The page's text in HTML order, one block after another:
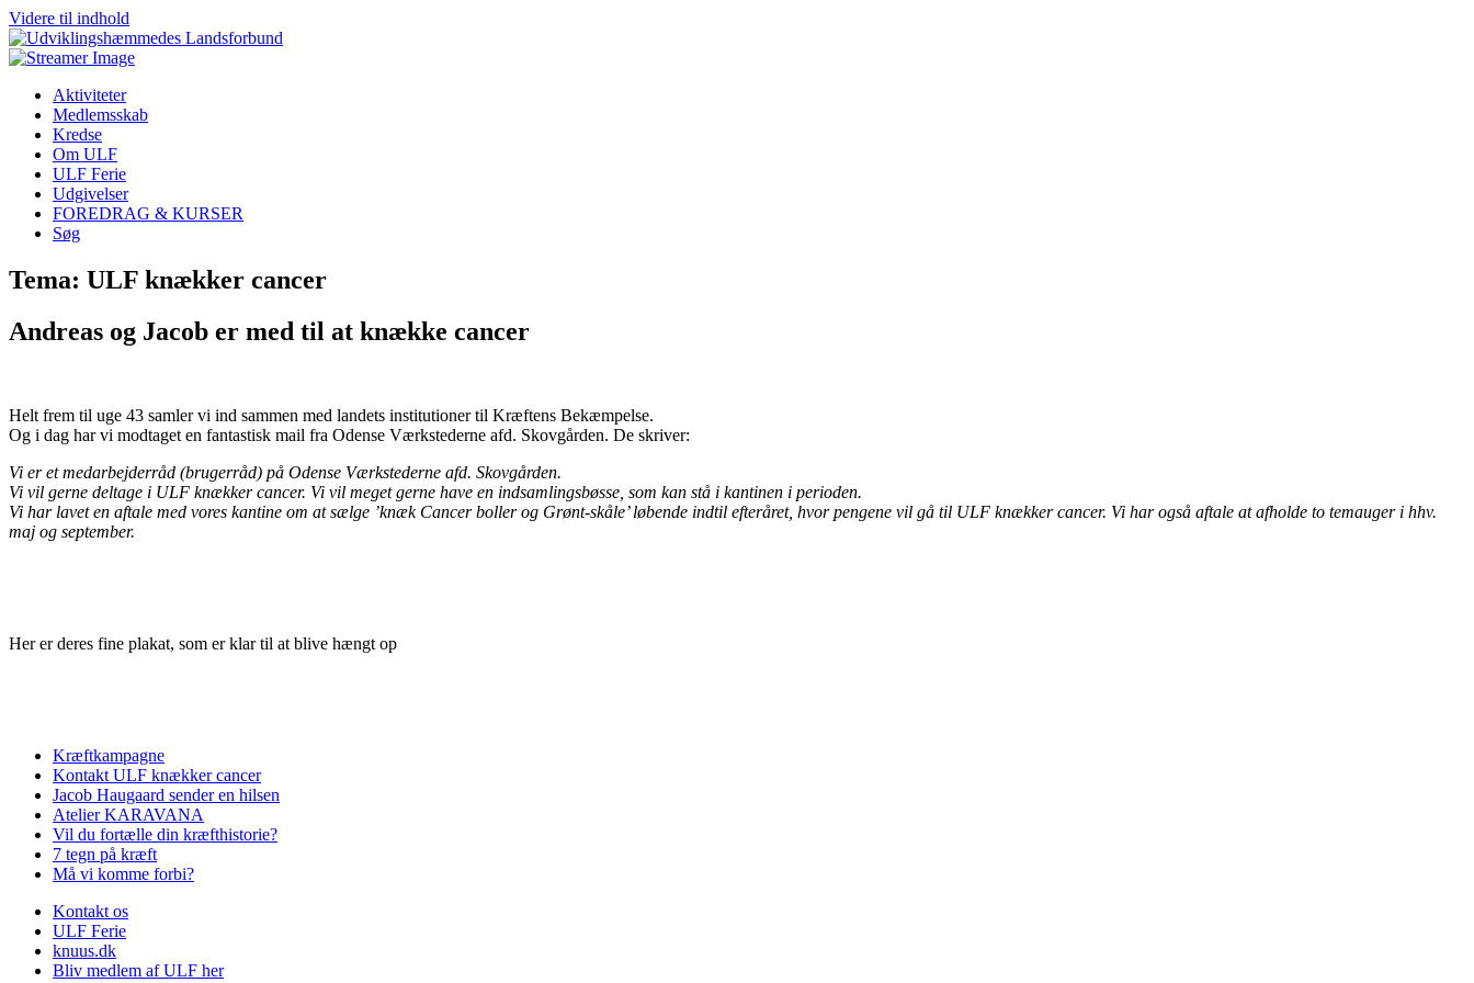
Videre til indhold
Aktiviteter
Medlemsskab
Kredse
Om ULF
ULF Ferie
Udgivelser
FOREDRAG & KURSER
Søg
Tema: ULF knækker cancer
Andreas og Jacob er med til at knække cancer
Helt frem til uge 43 samler vi ind sammen med landets institutioner til Kræftens Bekæmpelse.
Og i dag har vi modtaget en fantastisk mail fra Odense Værkstederne afd. Skovgården. De skriver:
Vi er et medarbejderråd (brugerråd) på Odense Værkstederne afd. Skovgården.
Vi vil gerne deltage i ULF knækker cancer. Vi vil meget gerne have en indsamlingsbøsse, som kan stå i kantinen i perioden.
Vi har lavet en aftale med vores kantine om at sælge ’knæk Cancer boller og Grønt-skåle’ løbende indtil efteråret, hvor pengene vil gå til ULF knækker cancer. Vi har også aftale at afholde to temauger i hhv.
maj og september.
Her er deres fine plakat, som er klar til at blive hængt op
Kræftkampagne
Kontakt ULF knækker cancer
Jacob Haugaard sender en hilsen
Atelier KARAVANA
Vil du fortælle din kræfthistorie?
7 tegn på kræft
Må vi komme forbi?
Kontakt os
ULF Ferie
knuus.dk
Bliv medlem af ULF her